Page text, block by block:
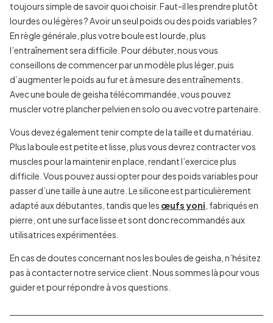
toujours simple de savoir quoi choisir. Faut-il les prendre plutôt
lourdes ou légères ? Avoir un seul poids ou des poids variables ?
En règle générale, plus votre boule est lourde, plus
l’entraînement sera difficile. Pour débuter, nous vous
conseillons de commencer par un modèle plus léger, puis
d’augmenter le poids au fur et à mesure des entraînements.
Avec une boule de geisha télécommandée, vous pouvez
muscler votre plancher pelvien en solo ou avec votre partenaire.
Vous devez également tenir compte de la taille et du matériau.
Plus la boule est petite et lisse, plus vous devrez contracter vos
muscles pour la maintenir en place, rendant l’exercice plus
difficile. Vous pouvez aussi opter pour des poids variables pour
passer d’une taille à une autre. Le silicone est particulièrement
adapté aux débutantes, tandis que les œufs yoni , fabriqués en
pierre, ont une surface lisse et sont donc recommandés aux
utilisatrices expérimentées.
En cas de doutes concernant nos les boules de geisha, n’hésitez
pas à contacter notre service client. Nous sommes là pour vous
guider et pour répondre à vos questions.